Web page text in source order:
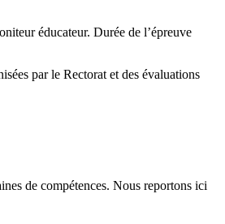
éducateur. Durée de l’épreuve
par le Rectorat et des évaluations
de compétences. Nous reportons ici